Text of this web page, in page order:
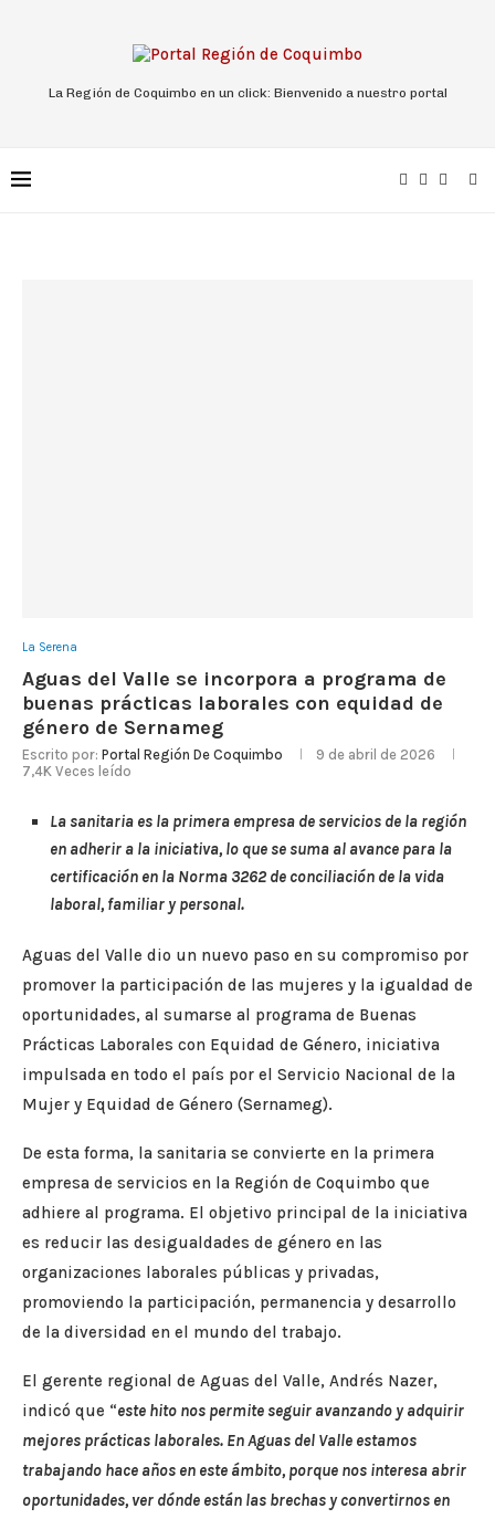
La Región de Coquimbo en un click: Bienvenido a nuestro portal
La Serena
Aguas del Valle se incorpora a programa de
buenas prácticas laborales con equidad de
género de Sernameg
Escrito por: Portal Región De Coquimbo
9 de abril de 2026
7,4K Veces leído
La sanitaria es la primera empresa de servicios de la región
en adherir a la iniciativa, lo que se suma al avance para la
certificación en la Norma 3262 de conciliación de la vida
laboral, familiar y personal.
Aguas del Valle dio un nuevo paso en su compromiso por
promover la participación de las mujeres y la igualdad de
oportunidades, al sumarse al programa de Buenas
Prácticas Laborales con Equidad de Género, iniciativa
impulsada en todo el país por el Servicio Nacional de la
Mujer y Equidad de Género (Sernameg).
De esta forma, la sanitaria se convierte en la primera
empresa de servicios en la Región de Coquimbo que
adhiere al programa. El objetivo principal de la iniciativa
es reducir las desigualdades de género en las
organizaciones laborales públicas y privadas,
promoviendo la participación, permanencia y desarrollo
de la diversidad en el mundo del trabajo.
El gerente regional de Aguas del Valle, Andrés Nazer,
indicó que “este hito nos permite seguir avanzando y adquirir
mejores prácticas laborales. En Aguas del Valle estamos
trabajando hace años en este ámbito, porque nos interesa abrir
oportunidades, ver dónde están las brechas y convertirnos en